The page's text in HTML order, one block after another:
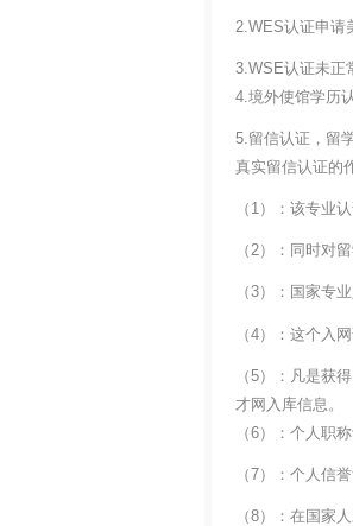
2.WES认证申请
3.WSE认证未正
4.境外使馆学历
5.留信认证，留
真实留信认证的
（1）：该专业
（2）：同时对
（3）：国家专
（4）：这个入
（5）：凡是获
才网入库信息。
（6）：个人职
（7）：个人信
（8）：在国家